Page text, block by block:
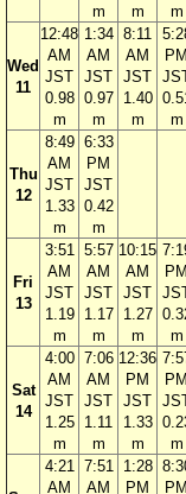
m
m
m
Wed
11
12:48
AM
JST
0.98
m
1:34
AM
JST
0.97
m
8:11
AM
JST
1.40
m
PM
m
Thu
12
8:49
AM
JST
1.33
m
6:33
PM
JST
0.42
m
Fri
13
3:51
AM
JST
1.19
m
5:57
AM
JST
1.17
m
10:15
AM
JST
1.27
m
PM
m
Sat
14
4:00
AM
JST
1.25
m
7:06
AM
JST
1.11
m
12:36
PM
JST
1.33
m
PM
m
4:21
AM
7:51
AM
1:28
PM
PM